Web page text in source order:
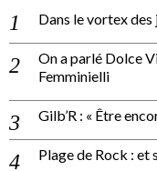
Dans le vortex des
On a parlé Dolce
Femminielli
Gilb’R : « Être
Plage de Rock : et